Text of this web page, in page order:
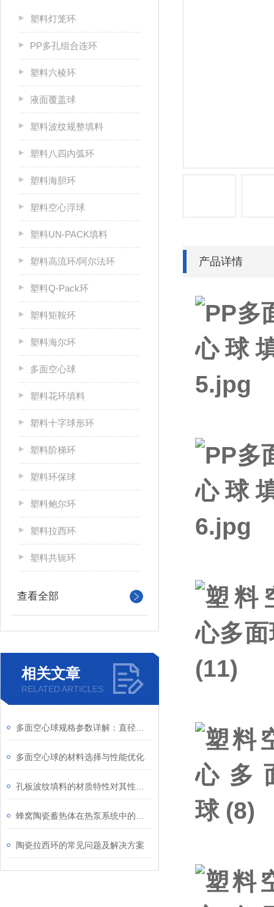
塑料灯笼环
PP多孔组合连环
塑料六棱环
液面覆盖球
塑料波纹规整填料
塑料八四内弧环
塑料海胆环
塑料空心浮球
塑料UN-PACK填料
塑料高流环/阿尔法环
塑料Q-Pack环
塑料矩鞍环
塑料海尔环
多面空心球
塑料花环填料
塑料十字球形环
塑料阶梯环
塑料环保球
塑料鲍尔环
塑料拉西环
塑料共轭环
查看全部
相关文章
RELATED ARTICLES
多面空心球的材料选择与性能优化
陶瓷拉西环的常见问题及解决方案
产品详情